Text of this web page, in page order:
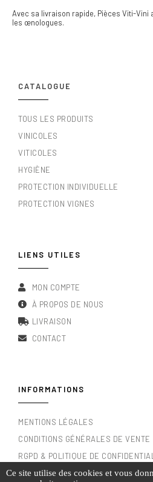
Avec sa livraison rapide, Pièces Viti-
les œnologues.
CATALOGUE
TOUS LES PRODUITS
VINICOLES
VITICOLES
HYGIÈNE
PROTECTION INDIVIDUELLE
PROTECTION VIGNES
LIENS UTILES
MON COMPTE
À PROPOS DE NOUS
LIVRAISON
CONTACT
INFORMATIONS
MENTIONS LÉGALES
CONDITIONS GÉNÉRALES DE VENTE
RGPD & POLITIQUE DE
Ce site utilise des cookies et vous